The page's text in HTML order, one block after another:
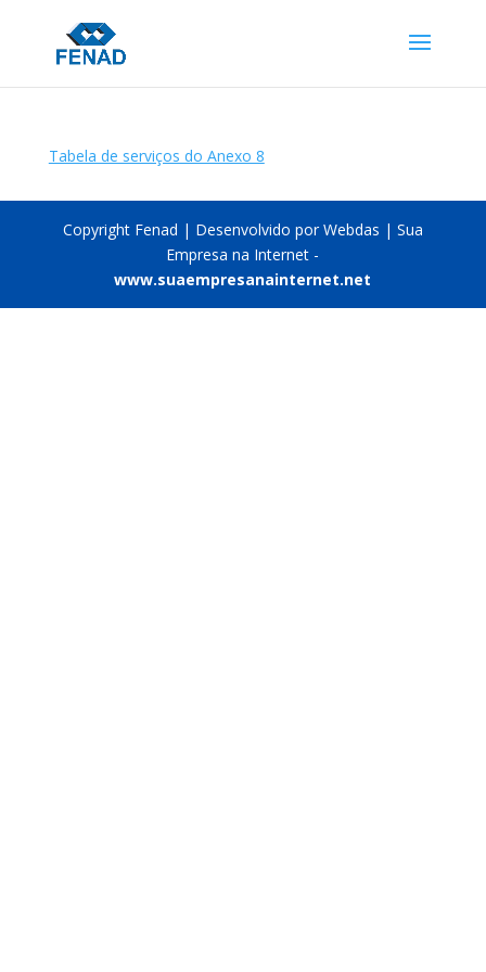
Tabela de serviços do Anexo 8
Copyright Fenad | Desenvolvido por Webdas | Sua
Empresa na Internet -
www.suaempresanainternet.net